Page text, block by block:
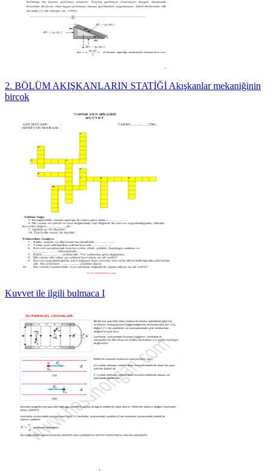
2. BÖLÜM AKIŞKANLARIN STATİĞİ Akışkanlar mekaniğinin
birçok
Kuvvet ile ilgili bulmaca I